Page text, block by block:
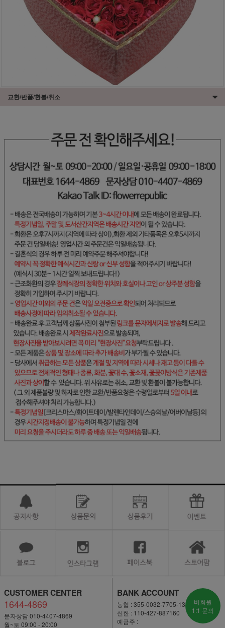
교환/반품/환불/취소
CUSTOMER CENTER
1644-4869
문자상담 010-4407-4869
월~토 09:00 - 20:00
BANK ACCOUNT
농협 : 355-0032-7705-13
신한 : 110-427-887160
예금주 :
비회원
1:1 문의